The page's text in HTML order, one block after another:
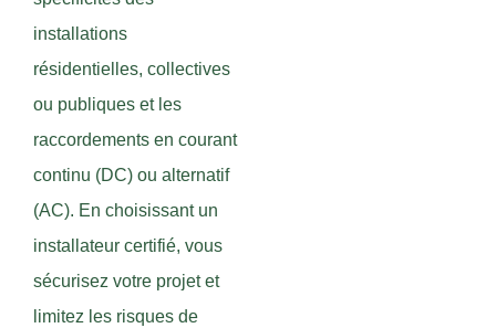
installations
résidentielles, collectives
ou publiques et les
raccordements en courant
continu (DC) ou alternatif
(AC). En choisissant un
installateur certifié, vous
sécurisez votre projet et
limitez les risques de